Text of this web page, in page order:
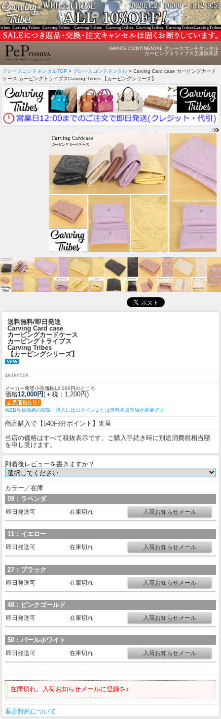
GRACE CONTINENTAL グレースコンチネンタル
カービングトライブス正規販売店
グレースコンチネンタルTOP > グレースコンチネンタル > Carving Card case カービングカード
ケース カービングトライブスCarving Tribes 【カービングシリーズ】
送料無料/即日発送
Carving Card case
カービングカードケース
カービングトライブス
Carving Tribes
【カービングシリーズ】
48189509
メーカー希望小売価格12,000円のところ
価格12,000円(＋税：1,200円)
WEB会員価格の閲覧・購入にはログインまたは無料会員登録が必要です
商品購入で【540円分ポイント】進呈
当店の価格はすべて税抜表示です。ご購入手続き時に別途消費税相当額
を申し受けます。
到着後レビューを書きますか？
カラー／在庫
09：ラベンダ
即日発送可 在庫切れ
11：イエロー
即日発送可 在庫切れ
27：ブラック
即日発送可 在庫切れ
48：ピンクゴールド
即日発送可 在庫切れ
50：パールホワイト
即日発送可 在庫切れ
在庫切れ。入荷お知らせメールに登録を♪
返品特約について